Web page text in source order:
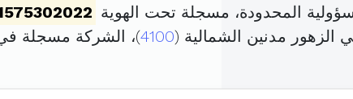
المحدودة، مسجلة تحت الهوية
الزهور مدنين الشمالية (4100)، الشركة مسجلة